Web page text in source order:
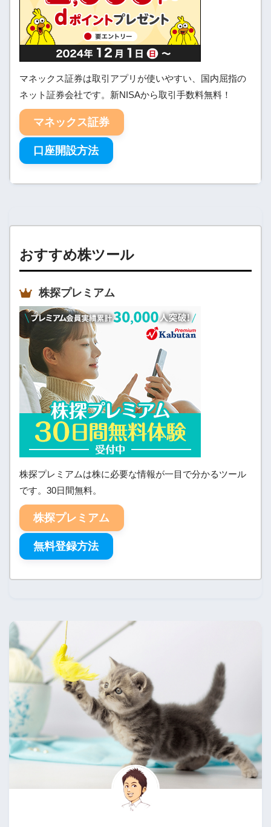
マネックス証券は取引アプリが使いやすい、国内屈指の
ネット証券会社です。新NISAから取引手数料無料！
マネックス証券
口座開設方法
おすすめ株ツール
株探プレミアム
株探プレミアムは株に必要な情報が一目で分かるツール
です。30日間無料。
株探プレミアム
無料登録方法